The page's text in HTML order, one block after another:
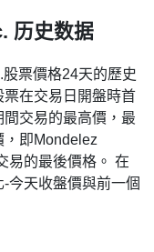
历史数据
票價格24天的歷史
在交易日開盤時首
交易的最高價，最
即Mondelez
易的最後價格。 在
今天收盤價與前一個